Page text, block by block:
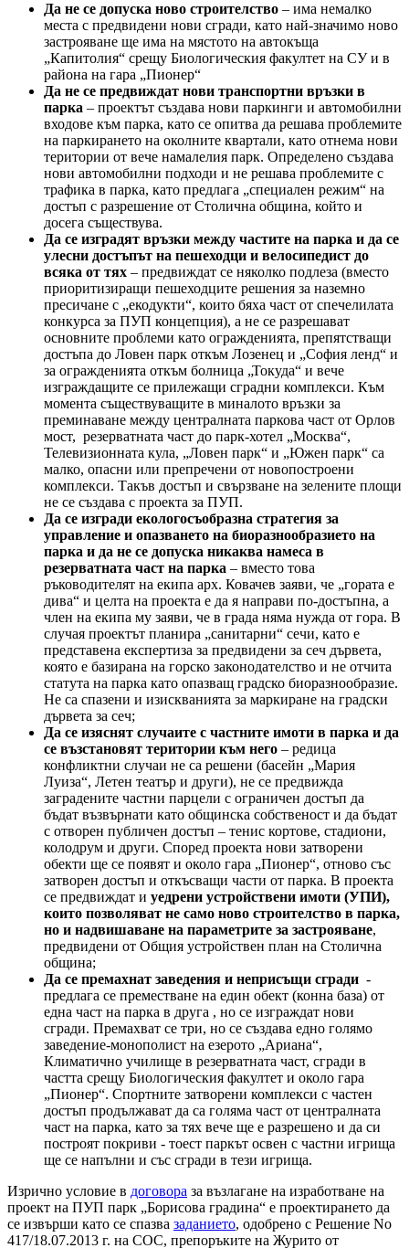
Да не се допуска ново строителство – има немалко
места с предвидени нови сгради, като най-значимо ново
застрояване ще има на мястото на автокъща
„Капитолия“ срещу Биологическия факултет на СУ и в
района на гара „Пионер“
Да не се предвиждат нови транспортни връзки в
парка – проектът създава нови паркинги и автомобилни
входове към парка, като се опитва да решава проблемите
на паркирането на околните квартали, като отнема нови
територии от вече намалелия парк. Определено създава
нови автомобилни подходи и не решава проблемите с
трафика в парка, като предлага „специален режим“ на
достъп с разрешение от Столична община, който и
досега съществува.
Да се изградят връзки между частите на парка и да се
улесни достъпът на пешеходци и велосипедист до
всяка от тях – предвиждат се няколко подлеза (вместо
приоритизиращи пешеходците решения за наземно
пресичане с „екодукти“, които бяха част от спечелилата
конкурса за ПУП концепция), а не се разрешават
основните проблеми като огражденията, препятстващи
достъпа до Ловен парк откъм Лозенец и „София ленд“ и
за огражденията откъм болница „Токуда“ и вече
изграждащите се прилежащи сградни комплекси. Към
момента съществуващите в миналото връзки за
преминаване между централната паркова част от Орлов
мост, резерватната част до парк-хотел „Москва“,
Телевизионната кула, „Ловен парк“ и „Южен парк“ са
малко, опасни или препречени от новопостроени
комплекси. Такъв достъп и свързване на зелените площи
не се създава с проекта за ПУП.
Да се изгради екологосъобразна стратегия за
управление и опазването на биоразнообразието на
парка и да не се допуска никаква намеса в
резерватната част на парка – вместо това
ръководителят на екипа арх. Ковачев заяви, че „гората е
дива“ и целта на проекта е да я направи по-достъпна, а
член на екипа му заяви, че в града няма нужда от гора. В
случая проектът планира „санитарни“ сечи, като е
представена експертиза за предвидени за сеч дървета,
която е базирана на горско законодателство и не отчита
статута на парка като опазващ градско биоразнообразие.
Не са спазени и изискванията за маркиране на градски
дървета за сеч;
Да се изяснят случаите с частните имоти в парка и да
се възстановят територии към него – редица
конфликтни случаи не са решени (басейн „Мария
Луиза“, Летен театър и други), не се предвижда
заградените частни парцели с ограничен достъп да
бъдат възвърнати като общинска собственост и да бъдат
с отворен публичен достъп – тенис кортове, стадиони,
колодрум и други. Според проекта нови затворени
обекти ще се появят и около гара „Пионер“, отново със
затворен достъп и откъсващи части от парка. В проекта
се предвиждат и уедрени устройствени имоти (УПИ),
които позволяват не само ново строителство в парка,
но и надвишаване на параметрите за застрояване,
предвидени от Общия устройствен план на Столична
община;
Да се премахнат заведения и неприсъщи сгради -
предлага се преместване на един обект (конна база) от
една част на парка в друга , но се изграждат нови
сгради. Премахват се три, но се създава едно голямо
заведение-монополист на езерото „Ариана“,
Климатично училище в резерватната част, сгради в
частта срещу Биологическия факултет и около гара
„Пионер“. Спортните затворени комплекси с частен
достъп продължават да са голяма част от централната
част на парка, като за тях вече ще е разрешено и да си
построят покриви - тоест паркът освен с частни игрища
ще се напълни и със сгради в тези игрища.
Изрично условие в договора за възлагане на изработване на
проект на ПУП парк „Борисова градина“ е проектирането да
се извърши като се спазва заданието, одобрено с Решение No
417/18.07.2013 г. на СОС, препоръките на Журито от